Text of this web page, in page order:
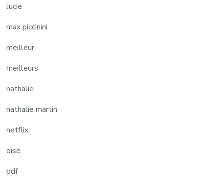
lucie
max piccinini
meilleur
meilleurs
nathalie
nathalie martin
netflix
oise
pdf